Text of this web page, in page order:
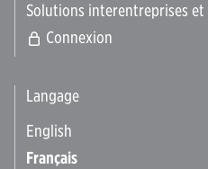
Solutions interentreprises et
Connexion
Langage
English
Français